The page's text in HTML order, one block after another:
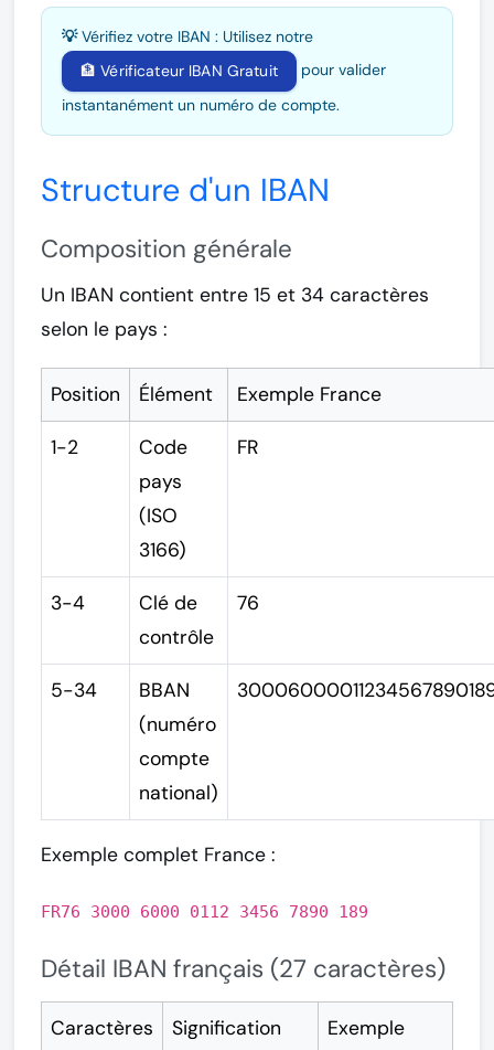
💡 Vérifiez votre IBAN : Utilisez notre
🏦 Vérificateur IBAN Gratuit
pour valider
instantanément un numéro de compte.
Structure d'un IBAN
Composition générale
Un IBAN contient entre 15 et 34 caractères
selon le pays :
Position Élément Exemple France
1-2
Code
pays
(ISO
3166)
FR
3-4
Clé de
contrôle
76
5-34
BBAN
(numéro
compte
national)
Exemple complet France :
FR76 3000 6000 0112 3456 7890 189
Détail IBAN français (27 caractères)
Caractères Signification Exemple